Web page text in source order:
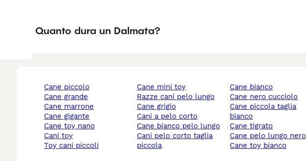
Quanto dura un Dalmata?
cane piccolo
cane grande
cane marrone
cane gigante
cane toy nano
cani toy
toy cani piccoli
cane mini toy
razze cani pelo lungo
cane grigio
cani a pelo corto
cane bianco pelo lungo
cani pelo corto taglia
piccola
cane bianco
cane nero cucciolo
cane piccola taglia
bianco
cane tigrato
cane pelo lungo nero
cane toy bianco